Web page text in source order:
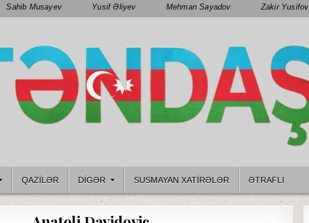
Sahib Musayev Yusif Əliyev Mehman Sayadov Zakir Yusifov
QAZILƏR DIGƏR SUSMAYAN XATİRƏLƏR ƏTRAFLI